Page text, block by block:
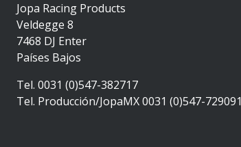
Jopa Racing Products
Veldegge 8
7468 DJ Enter
Países Bajos
Tel. 0031 (0)547-382717
Tel. Producción/JopaMX 0031 (0)547-729091